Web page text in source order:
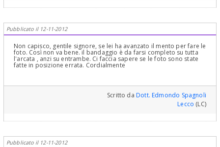
Pubblicato il 12-11-2012
Non capisco, gentile signore, se lei ha avanzato il mento per fare le
foto. Così non va bene. il bandaggio è da farsi completo su tutta
l'arcata , anzi su entrambe. Ci faccia sapere se le foto sono state
fatte in posizione errata. Cordialmente
Scritto daDott. Edmondo Spagnoli
Lecco (LC)
Pubblicato il 12-11-2012